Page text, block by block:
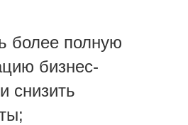
более полную
бизнес-
снизить